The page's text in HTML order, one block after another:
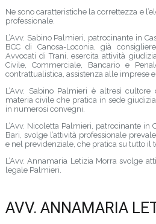
Ne sono caratteristiche la correttezza e
professionale.
L’Avv. Sabino Palmieri, patrocinante in
BCC di Canosa-Loconia, già
Avvocati di Trani, esercita attività
Civile, Commerciale, Bancario e
contrattualistica, assistenza alle imprese
L’Avv. Sabino Palmieri è altresì
materia civile che pratica in sede
in numerosi convegni.
L’Avv. Nicoletta Palmieri, patrocinante in
Bari, svolge l’attività professionale
e nel previdenziale, che pratica su tutto il
L’Avv. Annamaria Letizia Morra svolge
legale Palmieri.
AVV. ANNAMARIA